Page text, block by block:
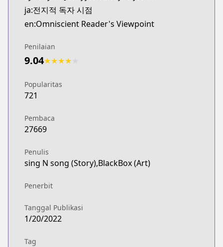
ja:전지적 독자 시점
en:Omniscient Reader's Viewpoint
Penilaian
9.04★★★★
Popularitas
721
Pembaca
27669
Penulis
sing N song (Story),BlackBox (Art)
Penerbit
Tanggal Publikasi
1/20/2022
Tag